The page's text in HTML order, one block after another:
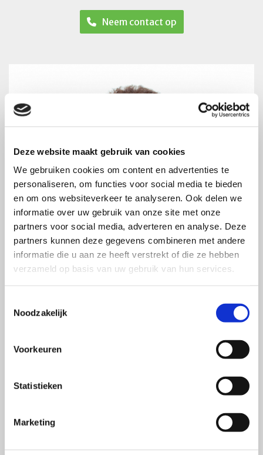
Deze website maakt gebruik van cookies
We gebruiken cookies om content en advertenties te
personaliseren, om functies voor social media te bieden
en om ons websiteverkeer te analyseren. Ook delen we
informatie over uw gebruik van onze site met onze
partners voor social media, adverteren en analyse. Deze
partners kunnen deze gegevens combineren met andere
informatie die u aan ze heeft verstrekt of die ze hebben
verzameld op basis van uw gebruik van hun services.
Noodzakelijk
Voorkeuren
Statistieken
Marketing
Neem contact op
Oude Hoge Dijk